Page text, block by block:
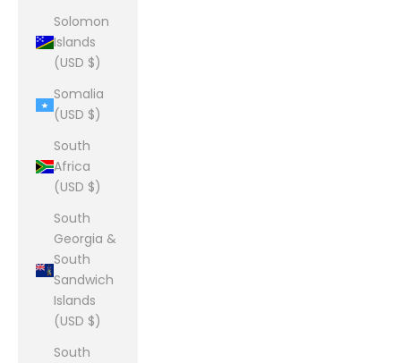
Solomon
Islands
(USD $)
Somalia
(USD $)
South
Africa
(USD $)
South
Georgia &
South
Sandwich
Islands
(USD $)
South